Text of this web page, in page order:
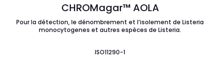
CHROMagar™ AOLA
Pour la détection, le dénombrement et l’isolement de Listeria
monocytogenes et autres espèces de Listeria.
ISO11290-1